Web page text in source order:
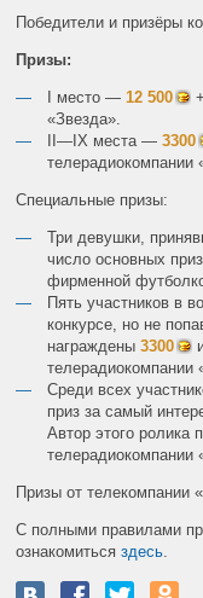
Победители и призёры
Призы:
I место — 12 500
«Звезда».
II—IX места —3300
телерадиокомпании
Специальные призы:
Три девушки,
число основных
фирменной
Пять участников в
конкурсе, но не
награждены3300
телерадиокомпании
Среди всех
приз за самый
Автор этого ролика
телерадиокомпании
Призы от телекомпании
С полными правилами
ознакомитьсяздесь